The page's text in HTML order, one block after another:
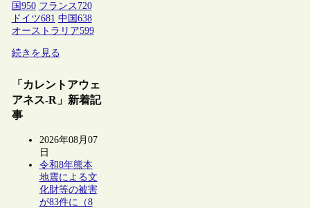
国 950 フランス 720
ドイツ681 中国 638
オーストラリア599
続きを見る
「カレントアウェ
アネス-R」新着記
事
2026年08月07
日
令和8年熊本
地震による文
化財等の被害
が83件に（8